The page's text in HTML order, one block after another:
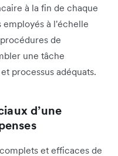
à la fin de chaque
à l'échelle
de
une tâche
processus adéquats.
d’une
et efficaces de